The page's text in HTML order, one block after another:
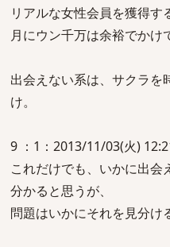
リアルな女性会員を獲得す
月にウン千万は余裕でかけ
出会えない系は、サクラを
け。
9 ：1：2013/11/03(火)
これだけでも、いかに出会
分かると思うが、
問題はいかにそれを見分け